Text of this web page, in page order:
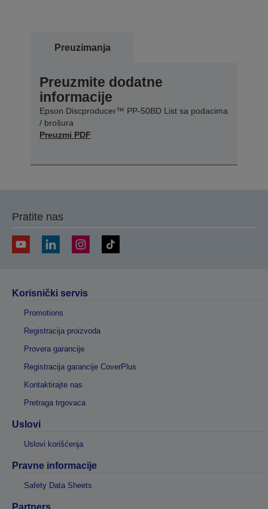
Preuzimanja
Preuzmite dodatne
informacije
Epson Discproducer™ PP-50BD List sa podacima
/ brošura
Preuzmi PDF
Pratite nas
Korisnički servis
Promotions
Registracija proizvoda
Provera garancije
Registracija garancije CoverPlus
Kontaktirajte nas
Pretraga trgovaca
Uslovi
Uslovi korišćenja
Pravne informacije
Safety Data Sheets
Partners